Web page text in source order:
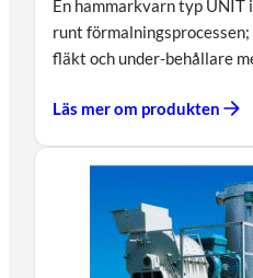
En hammarkvarn typ
runt
fläkt och under-behållare
Läs mer om produkten